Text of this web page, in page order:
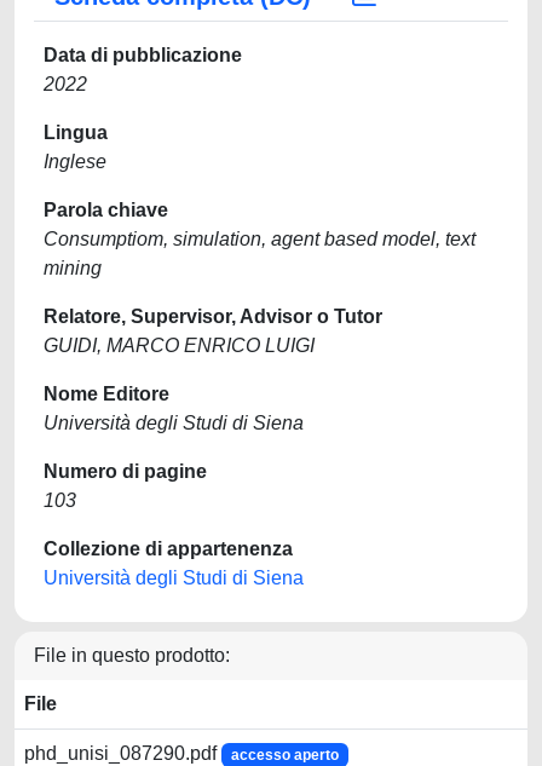
Data di pubblicazione
2022
Lingua
Inglese
Parola chiave
Consumptiom, simulation, agent based model, text
mining
Relatore, Supervisor, Advisor o Tutor
GUIDI, MARCO ENRICO LUIGI
Nome Editore
Università degli Studi di Siena
Numero di pagine
103
Collezione di appartenenza
Università degli Studi di Siena
File in questo prodotto:
File
phd_unisi_087290.pdf accesso aperto